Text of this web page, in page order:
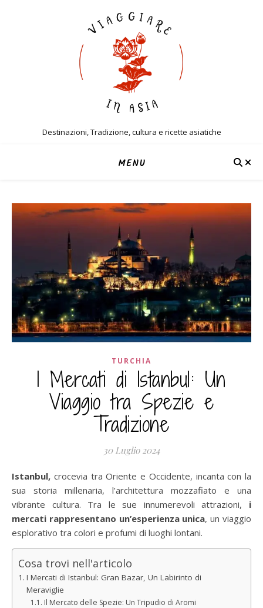
Destinazioni, Tradizione, cultura e ricette asiatiche
MENU
TURCHIA
I Mercati di Istanbul: Un
Viaggio tra Spezie e
Tradizione
30 Luglio 2024
Istanbul, crocevia tra Oriente e Occidente, incanta con la
sua storia millenaria, l’architettura mozzafiato e una
vibrante cultura. Tra le sue innumerevoli attrazioni, i
mercati rappresentano un’esperienza unica, un viaggio
esplorativo tra colori e profumi di luoghi lontani.
Cosa trovi nell'articolo
I Mercati di Istanbul: Gran Bazar, Un Labirinto di
Meraviglie
Il Mercato delle Spezie: Un Tripudio di Aromi